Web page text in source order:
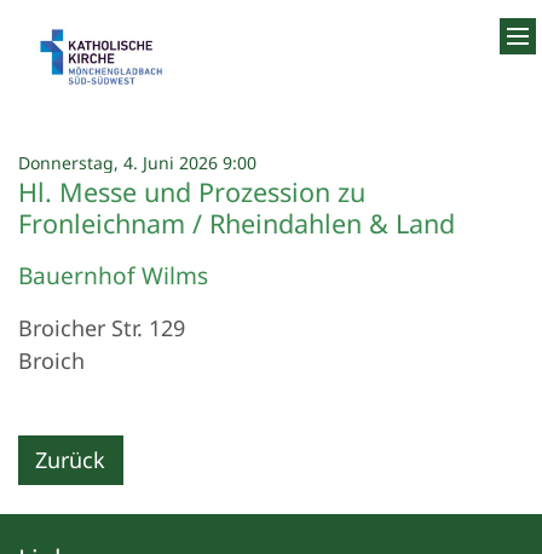
Donnerstag, 4. Juni 2026 9:00:
Hl. Messe und Prozession zu
Fronleichnam / Rheindahlen & Land
Bauernhof Wilms
Broicher Str. 129
Broich
Zurück